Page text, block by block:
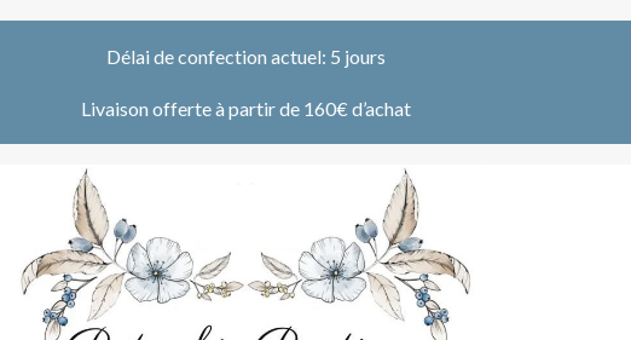
Délai de confection actuel: 5 jours
Livaison offerte à partir de 160€ d’achat